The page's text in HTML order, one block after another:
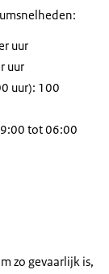
uur
uur
uur): 100
tot 06:00
zo gevaarlijk is,